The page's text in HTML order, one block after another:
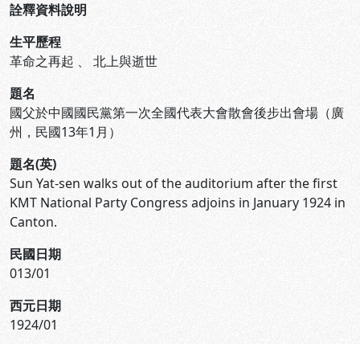
詮釋資料說明
生平歷程
革命之再起 、 北上與逝世
題名
國父於中國國民黨第一次全國代表大會散會後步出會場（廣
州，民國13年1月）
題名(英)
Sun Yat-sen walks out of the auditorium after the first
KMT National Party Congress adjoins in January 1924 in
Canton.
民國日期
013/01
西元日期
1924/01